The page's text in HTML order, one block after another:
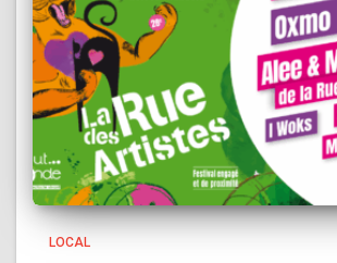
LOCAL